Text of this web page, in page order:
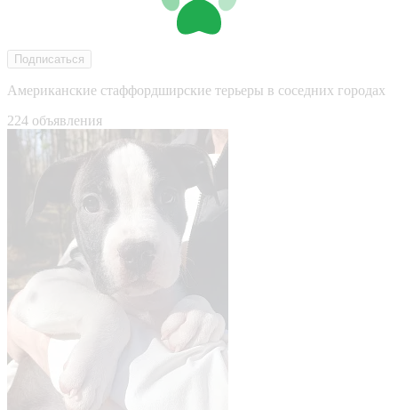
Подписаться
Американские стаффордширские терьеры в соседних городах
224 объявления